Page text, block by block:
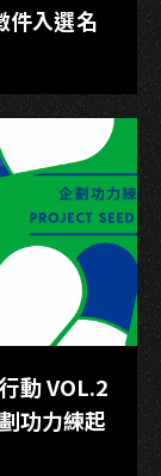
件入選名
動 VOL.2
功力練起